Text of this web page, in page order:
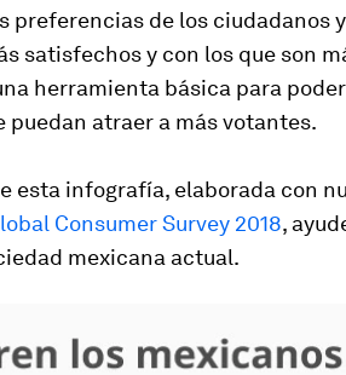
preferencias de los ciudadanos
satisfechos y con los que son
herramienta básica para
puedan atraer a más votantes.
esta infografía, elaborada con
Consumer Survey 2018,
mexicana actual.